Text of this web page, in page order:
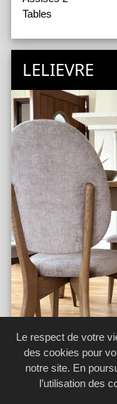
Tables
LELIEVRE
Le respect de votre
des cookies pour
notre site. En
l’utilisation des